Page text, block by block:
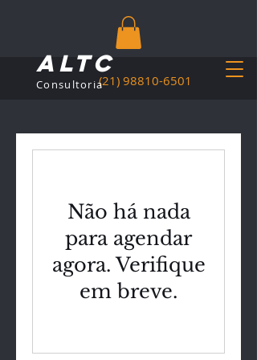
(21) 98810-6501
Consultoria
ALTC
Não há nada
para agendar
agora. Verifique
em breve.